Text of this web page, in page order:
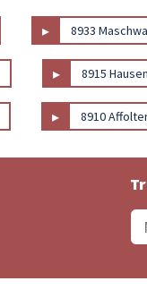
▸ 8933
▸ 8915
▸ 8910